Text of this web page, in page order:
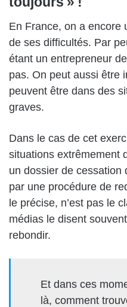
En France, on a encore
de ses difficultés. Par
étant un entrepreneur
pas. On peut aussi être
peuvent être dans des
graves.
Dans le cas de cet
situations extrêmement
un dossier de cessation
par une procédure de
le précise, n’est pas le
médias le disent
rebondir.
Et dans ces
là, comment